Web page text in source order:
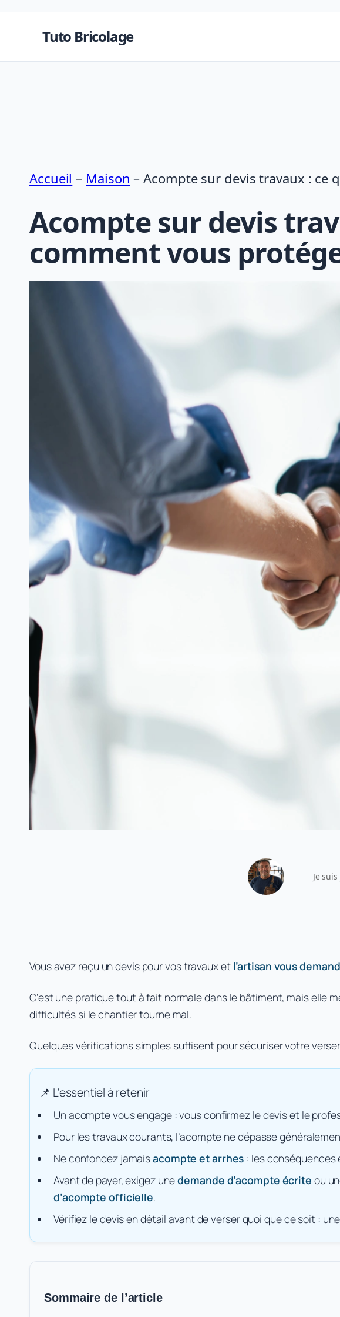
contenu
Tuto Bricolage
Accueil – Maison –Acompte sur devis travaux : ce
Acompte sur devis
comment vous
Je
Vous avez reçu un devis pour vos travaux et l’artisan vous
C’est une pratique tout à fait normale dans le bâtiment, mais elle
difficultés si le chantier tourne mal.
Quelques vérifications simples suffisent pour sécuriser votre
Un acompte vous engage : vous confirmez le devis et le
Pour les travaux courants, l’acompte ne dépasse
Ne confondez jamaisacompte et arrhes : les conséquences
Avant de payer, exigez unedemande d’acompte écrite ou
d’acompte officielle.
Vérifiez le devis en détail avant de verser quoi que ce soit :
Sommaire de l’article